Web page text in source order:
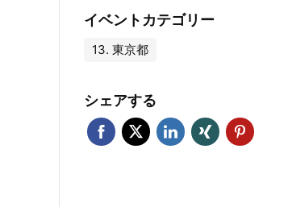
イベントカテゴリー
13. 東京都
シェアする